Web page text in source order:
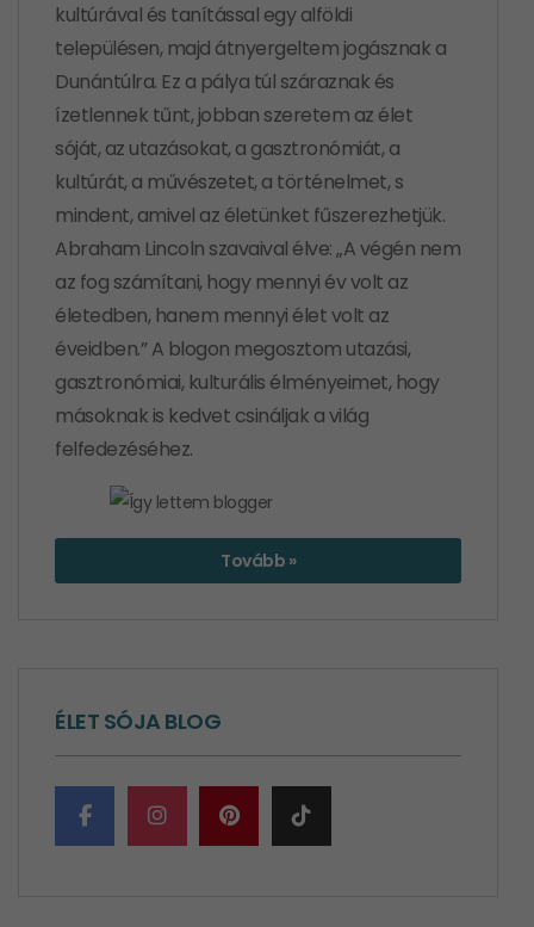
kultúrával és tanítással egy alföldi
településen, majd átnyergeltem jogásznak a
Dunántúlra. Ez a pálya túl száraznak és
ízetlennek tűnt, jobban szeretem az élet
sóját, az utazásokat, a gasztronómiát, a
kultúrát, a művészetet, a történelmet, s
mindent, amivel az életünket fűszerezhetjük.
Abraham Lincoln szavaival élve: „A végén nem
az fog számítani, hogy mennyi év volt az
életedben, hanem mennyi élet volt az
éveidben.” A blogon megosztom utazási,
gasztronómiai, kulturális élményeimet, hogy
másoknak is kedvet csináljak a világ
felfedezéséhez.
Tovább »
ÉLET SÓJA BLOG